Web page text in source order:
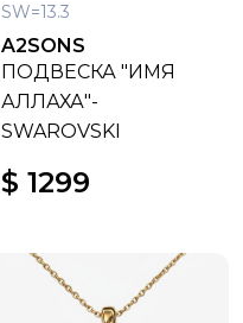
SW=13.3
A2SONS
ПОДВЕСКА "ИМЯ
АЛЛАХА"-
SWAROVSKI
$ 1299